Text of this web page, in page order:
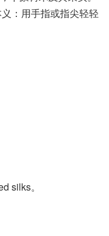
：用手指或指尖轻轻
silks。